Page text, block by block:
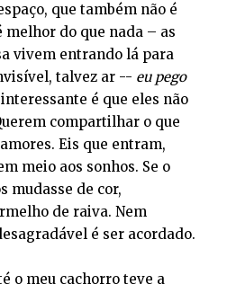
que também não é
do que nada – as
vivem entrando lá para
talvez ar -- eu pego
interessante é que eles não
compartilhar o que
Eis que entram,
meio aos sonhos. Se o
mudasse de cor,
de raiva. Nem
é ser acordado.
o meu cachorro teve a